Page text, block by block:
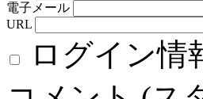
電子メール
URL
ログイン情